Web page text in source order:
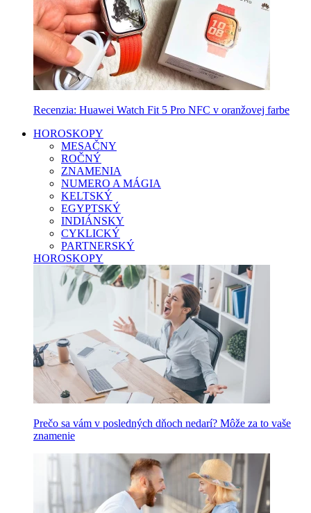
Recenzia: Huawei Watch Fit 5 Pro NFC v oranžovej farbe
HOROSKOPY
MESAČNY
ROČNÝ
ZNAMENIA
NUMERO A MÁGIA
KELTSKÝ
EGYPTSKÝ
INDIÁNSKY
CYKLICKÝ
PARTNERSKÝ
HOROSKOPY
Prečo sa vám v posledných dňoch nedarí? Môže za to vaše
znamenie